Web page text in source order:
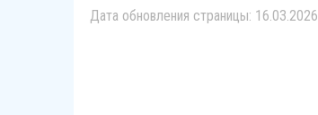
Дата обновления страницы: 16.03.2026